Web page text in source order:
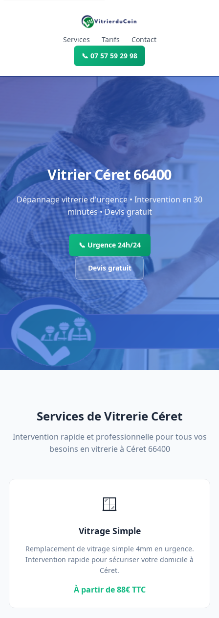
Services Tarifs
Contact
📞 07 57 59 29 98
Vitrier Céret 66400
Dépannage vitrerie d'urgence • Intervention en 30
minutes • Devis gratuit
📞 Urgence 24h/24
Devis gratuit
Services de Vitrerie Céret
Intervention rapide et professionnelle pour tous vos
besoins en vitrerie à Céret 66400
🪟
Vitrage Simple
Remplacement de vitrage simple 4mm en urgence.
Intervention rapide pour sécuriser votre domicile à
Céret.
À partir de 88€ TTC